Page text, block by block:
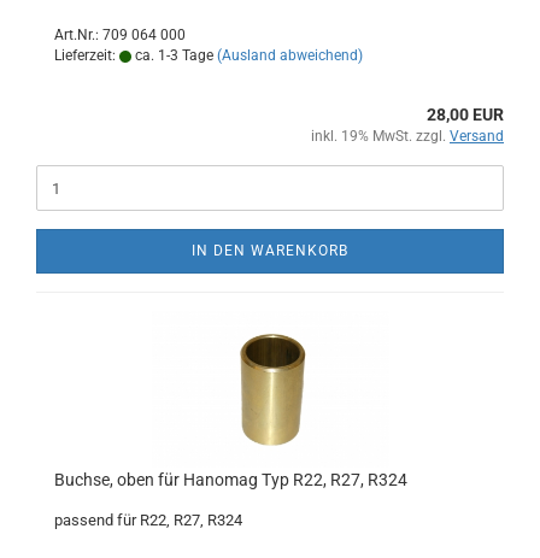
Art.Nr.: 709 064 000
Lieferzeit:
ca. 1-3 Tage (Ausland abweichend)
28,00 EUR
inkl. 19% MwSt. zzgl. Versand
IN DEN WARENKORB
Buchse, oben für Hanomag Typ R22, R27, R324
passend für R22, R27, R324